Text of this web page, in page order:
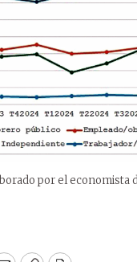
por el economista